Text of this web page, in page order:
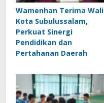
Wamenhan Terima Wali
Kota Subulussalam,
Perkuat Sinergi
Pendidikan dan
Pertahanan Daerah